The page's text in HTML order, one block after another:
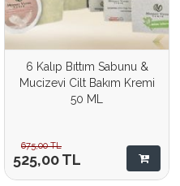
6 Kalıp Bıttım Sabunu &
Mucizevi Cilt Bakım Kremi
50 ML
675,00TL
525,00TL